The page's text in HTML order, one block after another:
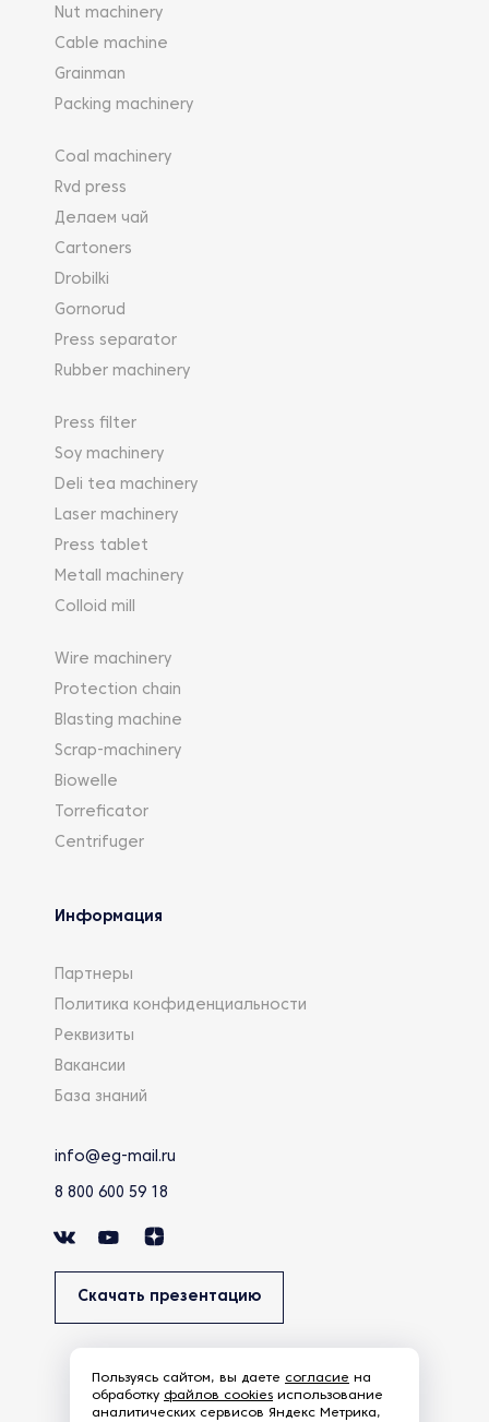
Nut machinery
Cable machine
Grainman
Packing machinery
Coal machinery
Rvd press
Делаем чай
Cartoners
Drobilki
Gornorud
Press separator
Rubber machinery
Press filter
Soy machinery
Deli tea machinery
Laser machinery
Press tablet
Metall machinery
Colloid mill
Wire machinery
Protection chain
Blasting machine
Scrap-machinery
Biowelle
Torreficator
Centrifuger
Информация
Партнеры
Политика конфиденциальности
Реквизиты
Вакансии
База знаний
info@eg-mail.ru
8 800 600 59 18
Скачать презентацию
Пользуясь сайтом, вы даете согласие на
обработку файлов cookies использование
аналитических сервисов Яндекс Метрика,